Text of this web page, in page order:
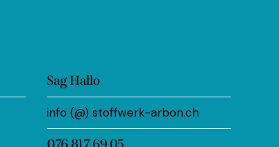
Sag Hallo
info (@) stoffwerk-arbon.ch